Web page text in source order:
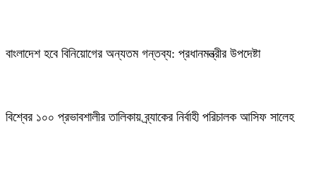
বাংলাদেশ হবে বিনিয়োগের অন্যতম গন্তব্য: প্রধানমন্ত্রীর উপদেষ্টা
বিশ্বের ১০০ প্রভাবশালীর তালিকায় ব্র্যাকের নির্বাহী পরিচালক আসিফ সালেহ